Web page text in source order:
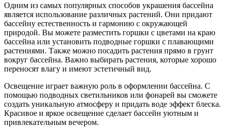
Одним из самых популярных способов украшения бассейна
является использование различных растений. Они придают
бассейну естественность и гармонию с окружающей
природой. Вы можете разместить горшки с цветами на краю
бассейна или установить подводные горшки с плавающими
растениями. Также можно посадить растения прямо в грунт
вокруг бассейна. Важно выбирать растения, которые хорошо
переносят влагу и имеют эстетичный вид.
Освещение играет важную роль в оформлении бассейна. С
помощью подводных светильников или фонарей вы сможете
создать уникальную атмосферу и придать воде эффект блеска.
Красивое и яркое освещение сделает бассейн уютным и
привлекательным вечером.